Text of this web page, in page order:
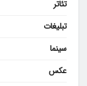
تئاتر
تبلیغات
سینما
عکس